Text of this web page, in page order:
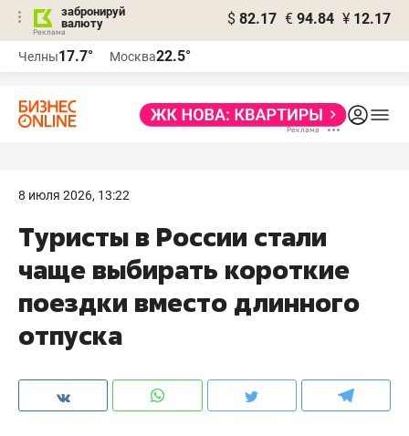
забронируй
валюту
$ 82.17 € 94.84 ¥ 12.17
Челны17.7° Москва22.5°
8 июля 2026, 13:22
Туристы в России стали
чаще выбирать короткие
поездки вместо длинного
отпуска